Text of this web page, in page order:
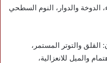
الدوخة والدوار، النوم السطحي
والتوتر المستمر،
والميل للانعزالية،